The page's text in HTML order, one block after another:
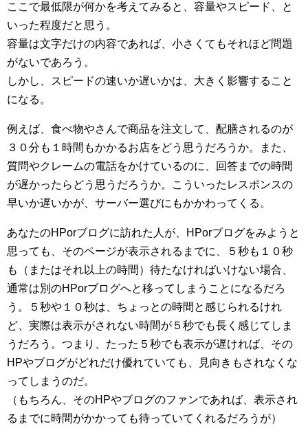
ここで最低限が何かを考えてみると、容量やスピード、と
いった程度だと思う。
容量は文字だけの内容であれば、小さくてもそれほど問題
がないであろう。
しかし、スピードの速いか遅いかは、大きく影響すること
になる。
例えば、食べ物やさんで商品を注文して、配膳されるのが
３０分も１時間もかかるお店をどう思うだろうか。また、
質問やクレームの電話をかけているのに、回答までの時間
が遅かったらどう思うだろうか。こういったレスポンスの
早いか遅いかが、サーバー選びにもかかわってくる。
あなたのHPorブログに訪れた人が、HPorブログをみようと
思っても、そのページが表示されるまでに、５秒も１０秒
も（またはそれ以上の時間）待たなければいけない場合、
通常は別のHPorブログへと移ってしまうことになるだろ
う。５秒や１０秒は、ちょっとの時間と感じられるけれ
ど、実際は表示がされない時間が５秒でも長く感じてしま
うだろう。つまり、たった５秒でも表示が遅ければ、その
HPやブログがどれだけ優れていても、見向きもされなくな
ってしまうのだ。
（もちろん、そのHPやブログのファンであれば、表示され
るまでに時間がかかっても待っていてくれるだろうが）